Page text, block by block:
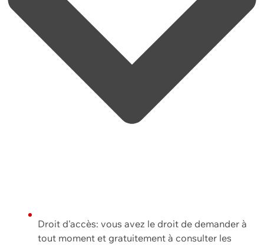
Droit d'accès: vous avez le droit de demander à
tout moment et gratuitement à consulter les